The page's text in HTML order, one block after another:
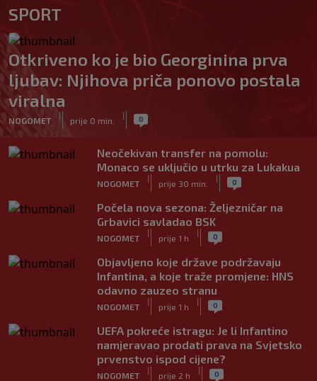
SPORT
Otkriveno ko je bio Georginina prva
ljubav: Njihova priča ponovo postala
viralna
NOGOMET
|
prije 0 min.
| 0
Neočekivan transfer na pomolu:
Monaco se uključio u utrku za Lukakua
NOGOMET
|
prije 30 min.
| 0
Počela nova sezona: Željezničar na
Grbavici savladao BSK
NOGOMET
|
prije 1 h
| 0
Objavljeno koje države podržavaju
Infantina, a koje traže promjene: HNS
odavno zauzeo stranu
NOGOMET
|
prije 1 h
| 0
UEFA pokreće istragu: Je li Infantino
namjeravao prodati prava na Svjetsko
prvenstvo ispod cijene?
NOGOMET
|
prije 2 h
| 0